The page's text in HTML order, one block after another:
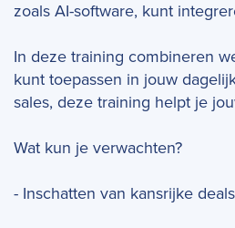
zoals AI-software, kunt
In deze training combineren
kunt toepassen in jouw
sales, deze training helpt je
Wat kun je verwachten?
- Inschatten van kansrijke